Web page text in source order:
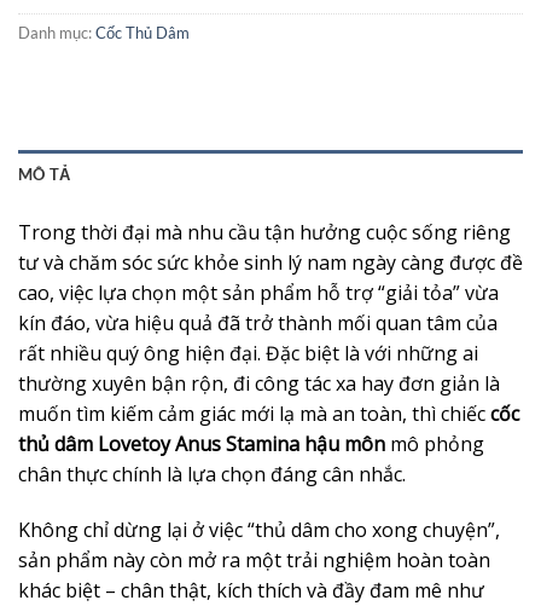
Danh mục:Cốc Thủ Dâm
MÔ TẢ
Trong thời đại mà nhu cầu tận hưởng cuộc sống riêng
tư và chăm sóc sức khỏe sinh lý nam ngày càng được đề
cao, việc lựa chọn một sản phẩm hỗ trợ “giải tỏa” vừa
kín đáo, vừa hiệu quả đã trở thành mối quan tâm của
rất nhiều quý ông hiện đại. Đặc biệt là với những ai
thường xuyên bận rộn, đi công tác xa hay đơn giản là
muốn tìm kiếm cảm giác mới lạ mà an toàn, thì chiếccốc
thủ dâm Lovetoy Anus Stamina hậu môn mô phỏng
chân thực chính là lựa chọn đáng cân nhắc.
Không chỉ dừng lại ở việc “thủ dâm cho xong chuyện”,
sản phẩm này còn mở ra một trải nghiệm hoàn toàn
khác biệt – chân thật, kích thích và đầy đam mê như